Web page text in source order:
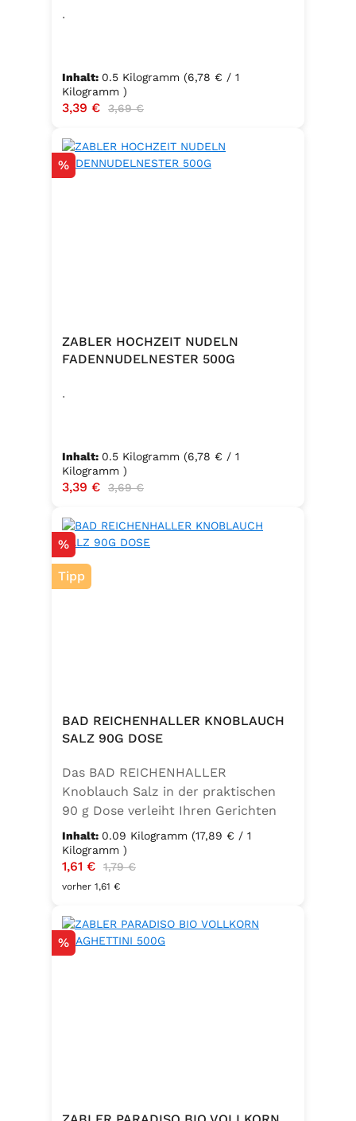
.
Inhalt: 0.5 Kilogramm (6,78 € / 1
Kilogramm )
Verkaufspreis:
3,39 € Regulärer Preis:
3,69 €
Rabatt
%
ZABLER HOCHZEIT NUDELN
FADENNUDELNESTER 500G
.
Inhalt: 0.5 Kilogramm (6,78 € / 1
Kilogramm )
Verkaufspreis:
3,39 € Regulärer Preis:
3,69 €
Rabatt
%
Tipp
BAD REICHENHALLER KNOBLAUCH
SALZ 90G DOSE
Das BAD REICHENHALLER
Knoblauch Salz in der praktischen
90 g Dose verleiht Ihren Gerichten
einen vollmundigen, aromatischen
Knoblauchgeschmack. Hergestellt
ohne Geschmacksverstärker, zu 100
% vegan und glutenfrei – ideal für
zum Würzen von Pasta, Fleisch,
Fisch, Gemüse und mediterranen
Inhalt: 0.09 Kilogramm (17,89 € / 1
Kilogramm )
Verkaufspreis:
1,61 € Regulärer Preis:
1,79 €
vorher 1,61 €
Rabatt
%